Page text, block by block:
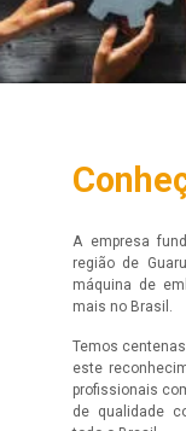
A empresa
região de
máquina de
mais no Brasil.
Temos
este
profissionais
de qualidade